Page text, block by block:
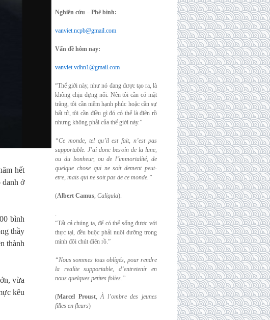
hết
danh ở
bình
thầy
thành
vừa
kêu
Nghiên cứu – Phê bình:
vanviet.ncpb@gmail.com
Vấn đề hôm nay:
vanviet.vdhn1@gmail.com
“Thế giới này, như nó đang được tạo ra, là
không chịu đựng nổi. Nên tôi cần có mặt
trăng, tôi cần niềm hạnh phúc hoặc cần sự
bất tử, tôi cần điều gì đó có thể là điên rồ
nhưng không phải của thế giới này.”
“Ce monde, tel qu’il est fait, n’est pas
supportable. J’ai donc besoin de la lune,
ou du bonheur, ou de l’immortalité, de
quelque chose qui ne soit dement peut-
etre, mais qui ne soit pas de ce monde.”
(Albert Camus, Caligula).
.
“Tất cả chúng ta, để có thể sống được với
thực tại, đều buộc phải nuôi dưỡng trong
mình đôi chút điên rồ.”
“Nous sommes tous obligés, pour rendre
la realite supportable, d’entretenir en
nous quelques petites folies.”
(Marcel Proust,À l’ombre des jeunes
filles en fleurs)